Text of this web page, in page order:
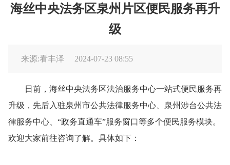
海丝中央法务区泉州片区便民服务再升
级
来源:看丰泽 2024-07-23 08:55
日前，海丝中央法务区法治服务中心一站式便民服务再
升级，先后入驻泉州市公共法律服务中心、泉州涉台公共法
律服务中心、“政务直通车”服务窗口等多个便民服务模块。
欢迎大家前往咨询了解。具体如下：